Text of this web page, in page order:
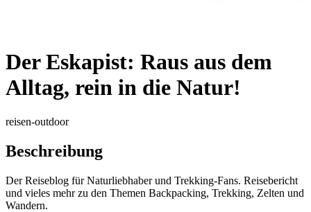
Der Eskapist: Raus aus dem
Alltag, rein in die Natur!
reisen-outdoor
Beschreibung
Der Reiseblog für Naturliebhaber und Trekking-Fans. Reisebericht
und vieles mehr zu den Themen Backpacking, Trekking, Zelten und
Wandern.